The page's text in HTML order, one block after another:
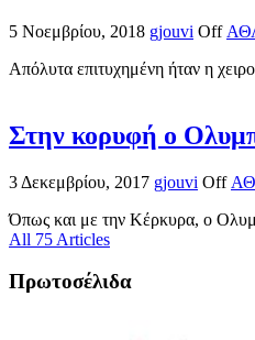
5 Νοεμβρίου, 2018 gjouvi Off
Απόλυτα επιτυχημένη ήταν η
Στην κορυφή ο
3 Δεκεμβρίου, 2017 gjouvi Off
Όπως και με την Κέρκυρα, ο
All 75 Articles
Πρωτοσέλιδα